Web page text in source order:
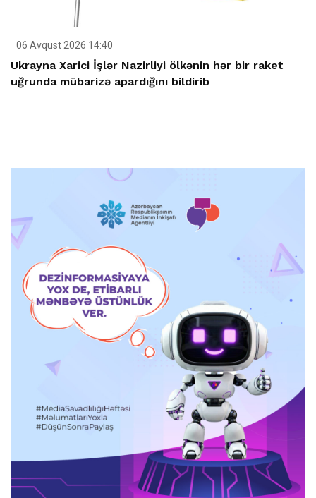
06 Avqust 2026 14:40
Ukrayna Xarici İşlər Nazirliyi ölkənin hər bir raket
uğrunda mübarizə apardığını bildirib